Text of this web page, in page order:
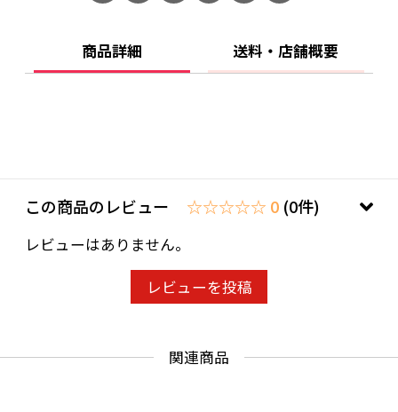
る電力を充電→1サイクルとカウント
※充電サイクルは使用環境、頻度、保管状態等
商品詳細 送料・店舗概要
この商品のレビュー ☆☆☆☆☆ 0 (0件)
レビューはありません。
レビューを投稿
関連商品